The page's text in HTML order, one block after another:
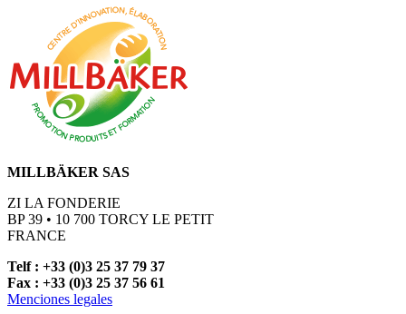
MILLBÄKER SAS
ZI LA FONDERIE
BP 39 • 10 700 TORCY LE PETIT
FRANCE
Telf : +33 (0)3 25 37 79 37
Fax : +33 (0)3 25 37 56 61
Menciones legales